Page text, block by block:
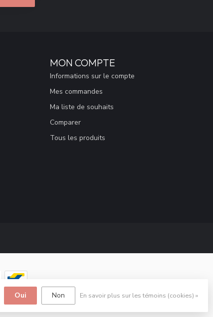
MON COMPTE
Informations sur le compte
Mes commandes
Ma liste de souhaits
Comparer
Tous les produits
Oui Non En savoir plus sur les témoins (cookies) »